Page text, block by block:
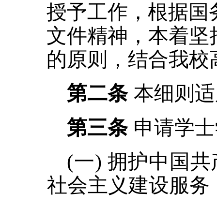
授予工作 ，根据国
文件精神 ，本着坚
的原则，结合我校
第二条 本细则
第三条 申请学
(一) 拥护中国
社会主义建设服